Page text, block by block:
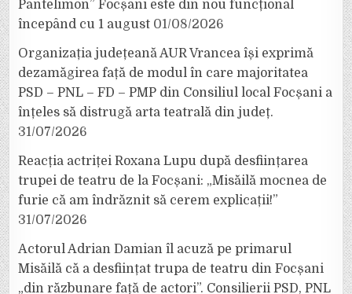
Pantelimon” Focșani este din nou funcțional
începând cu 1 august 01/08/2026
Organizația județeană AUR Vrancea își exprimă
dezamăgirea față de modul în care majoritatea
PSD – PNL – FD – PMP din Consiliul local Focșani a
înțeles să distrugă arta teatrală din județ.
31/07/2026
Reacția actriței Roxana Lupu după desființarea
trupei de teatru de la Focșani: „Misăilă mocnea de
furie că am îndrăznit să cerem explicații!”
31/07/2026
Actorul Adrian Damian îl acuză pe primarul
Misăilă că a desființat trupa de teatru din Focșani
„din răzbunare față de actori”. Consilierii PSD, PNL